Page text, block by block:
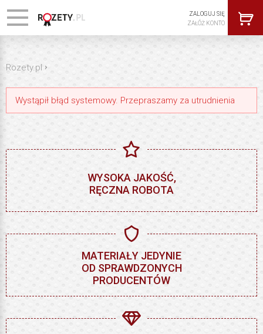
ZALOGUJ SIĘ
ZAŁÓŻ KONTO
Rozety.pl ›
Wystąpił błąd systemowy. Przepraszamy za utrudnienia
WYSOKA JAKOŚĆ,
RĘCZNA ROBOTA
MATERIAŁY JEDYNIE
OD SPRAWDZONYCH
PRODUCENTÓW